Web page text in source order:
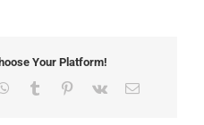
Your Platform!
WhatsApp
Tumblr Pinterest
Vk Email